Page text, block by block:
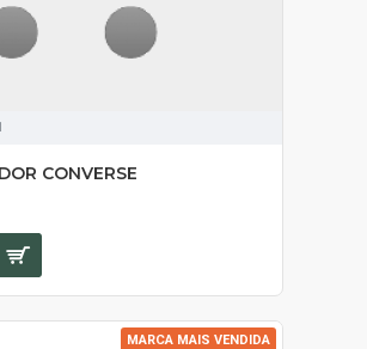
CONVERSE
MARCA MAIS VENDIDA